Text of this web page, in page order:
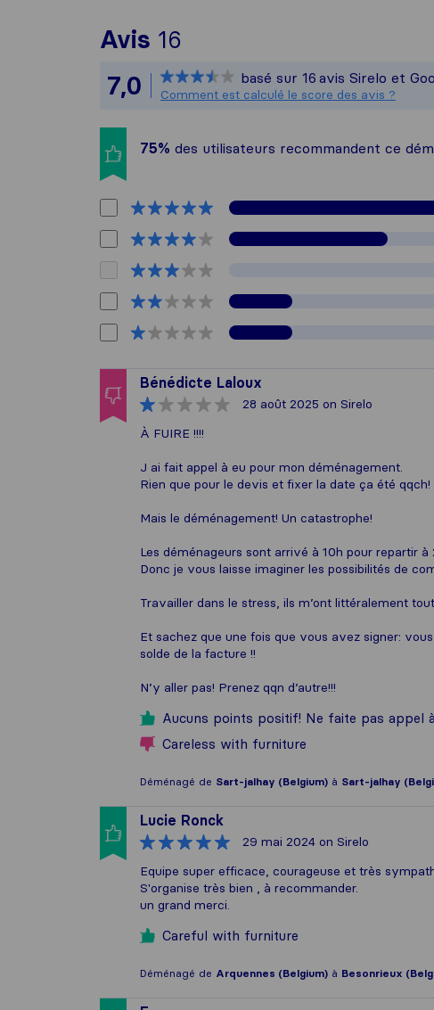
Avis 16
Sirelo n'est pas
Tous les avis recueillis
7,0 basé sur 16 avis Sirelo et
Comment est calculé le score des avis ?
75% des utilisateurs recommandent ce
Bénédicte Laloux
28 août 2025 on Sirelo
À FUIRE !!!!
J ai fait appel à eu pour mon déménagement.
Rien que pour le devis et fixer la date ça été
Mais le déménagement! Un catastrophe!
Les déménageurs sont arrivé à 10h pour repartir
Donc je vous laisse imaginer les possibilités de
Travailler dans le stress, ils m’ont littéralement
Et sachez que une fois que vous avez signer:
solde de la facture !!
N’y aller pas! Prenez qqn d’autre!!!
Aucuns points positif! Ne faite pas appel à
Careless with furniture
Déménagé de Sart-jalhay (Belgium) à Sart-jalhay
Lucie Ronck
29 mai 2024 on Sirelo
Equipe super efficace, courageuse et très
S'organise très bien , à recommander.
un grand merci.
Careful with furniture
Déménagé de Arquennes (Belgium) à Besonrieux